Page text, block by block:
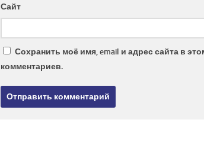
Сайт
Сохранить моё имя, email и адрес сайта в
комментариев.